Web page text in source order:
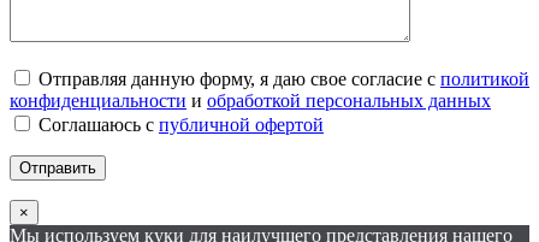
Отправляя данную форму, я даю свое согласие с политикой
конфиденциальности и обработкой персональных данных
Соглашаюсь с публичной офертой
×
Мы используем куки для наилучшего представления нашего